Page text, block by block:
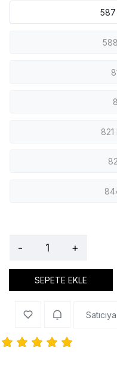
587
- +
SEPETE EKLE